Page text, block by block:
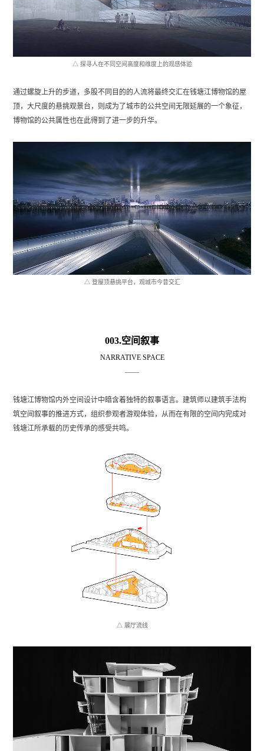
△ 探寻人在不同空间高度和维度上的观感体验
通过螺旋上升的步道，多股不同目的的人流将最终交汇在钱塘江博物馆的屋
顶，大尺度的悬挑观景台，则成为了城市的公共空间无限延展的一个象征，
博物馆的公共属性也在此得到了进一步的升华。
△ 登屋顶悬挑平台，观城市今昔交汇
003.空间叙事
NARRATIVE SPACE
——
钱塘江博物馆内外空间设计中暗含着独特的叙事语言。建筑师以建筑手法构
筑空间叙事的推进方式，组织参观者游观体验，从而在有限的空间内完成对
钱塘江所承载的历史传承的感受共鸣。
△ 展厅流线